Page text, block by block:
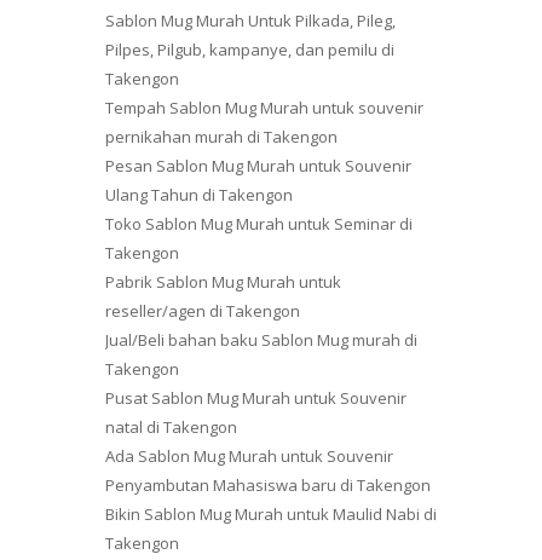
Sablon Mug Murah Untuk Pilkada, Pileg,
Pilpes, Pilgub, kampanye, dan pemilu di
Takengon
Tempah Sablon Mug Murah untuk souvenir
pernikahan murah di Takengon
Pesan Sablon Mug Murah untuk Souvenir
Ulang Tahun di Takengon
Toko Sablon Mug Murah untuk Seminar di
Takengon
Pabrik Sablon Mug Murah untuk
reseller/agen di Takengon
Jual/Beli bahan baku Sablon Mug murah di
Takengon
Pusat Sablon Mug Murah untuk Souvenir
natal di Takengon
Ada Sablon Mug Murah untuk Souvenir
Penyambutan Mahasiswa baru di Takengon
Bikin Sablon Mug Murah untuk Maulid Nabi di
Takengon